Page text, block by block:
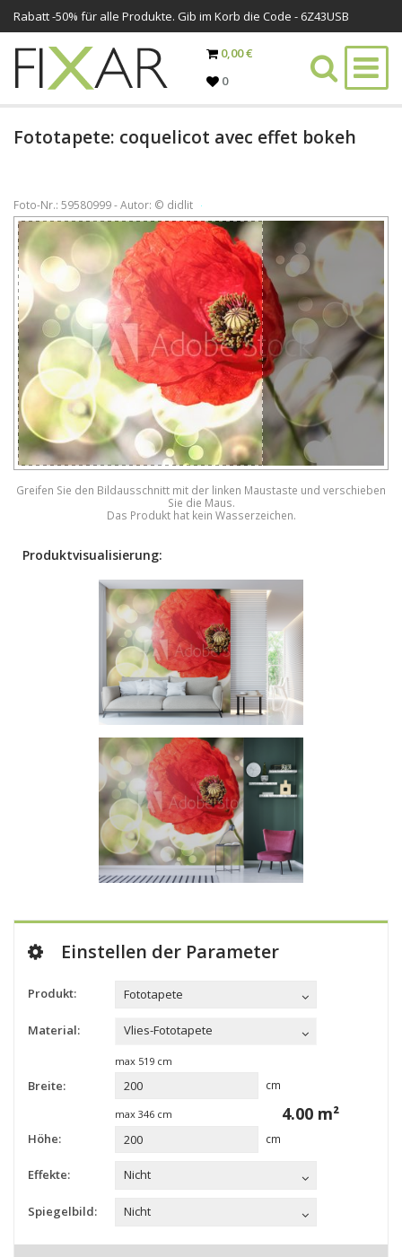
Rabatt -50% für alle Produkte. Gib im Korb die Code - 6Z43USB
0,00 €
0
Fototapete: coquelicot avec effet bokeh
Foto-Nr.: 59580999 - Autor: © didlit
Greifen Sie den Bildausschnitt mit der linken Maustaste und verschieben
Sie die Maus.
Das Produkt hat kein Wasserzeichen.
Produktvisualisierung:
Einstellen der Parameter
Produkt: Fototapete
Material: Vlies-Fototapete
max 519cm
Breite: cm
max 346cm
Höhe: cm
4.00 m²
Effekte: Nicht
Spiegelbild: Nicht